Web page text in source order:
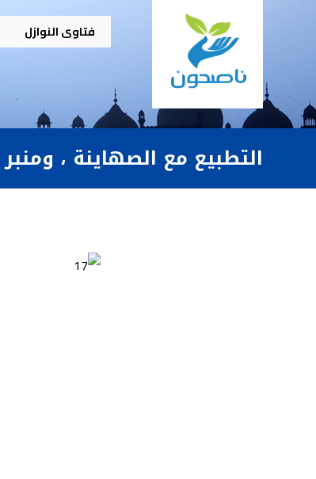
فتاوى النوازل
التطبيع مع الصهاينة ،